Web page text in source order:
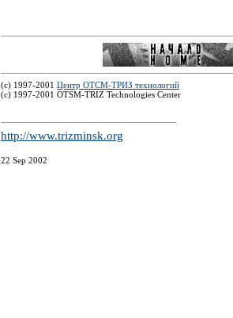
(c) 1997-2001 Центр ОТСМ-ТРИЗ технологий
(с) 1997-2001 OTSM-TRIZ Technologies Center
http://www.trizminsk.org
22 Sep 2002